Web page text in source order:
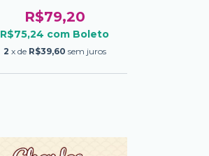
R$79,20
R$75,24 com Boleto
2 x de R$39,60 sem juros